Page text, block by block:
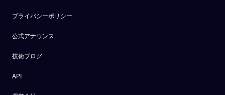
プライバシーポリシー
公式アナウンス
技術ブログ
API